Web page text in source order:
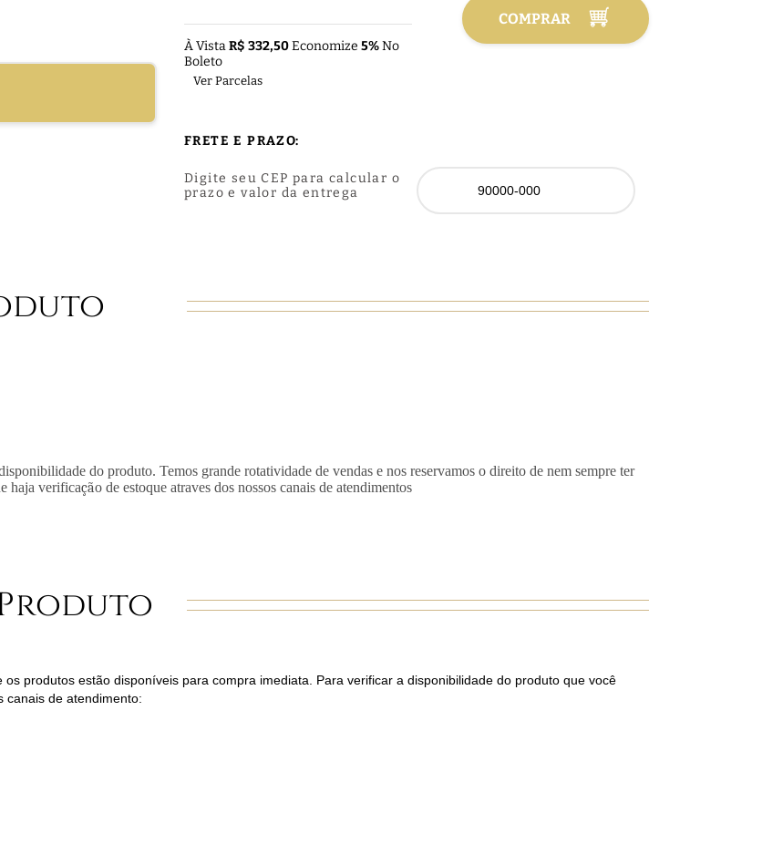
À VistaR$ 332,50Economize 5%No
Boleto
Ver Parcelas
COMPRAR
FRETE E PRAZO:
Digite seu CEP para calcular o
prazo e valor da entrega
do produto. Temos grande rotatividade de vendas e nos reservamos o direito de nem sempre ter
haja verificação de estoque atraves dos nossos canais de atendimentos
produtos estão disponíveis para compra imediata. Para verificar a disponibilidade do produto que você
canais de atendimento: